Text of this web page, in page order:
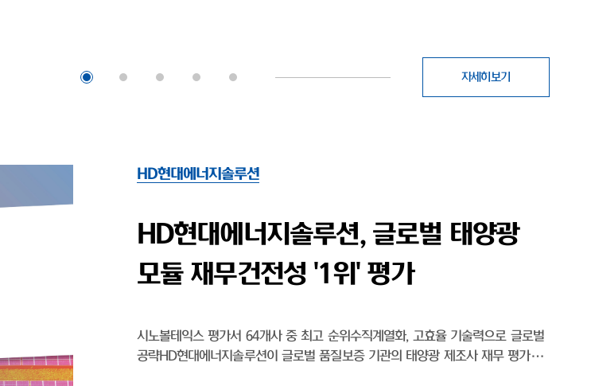
자세히보기
HD현대에너지솔루션
HD현대엔솔, 출범 후 첫 신용등급 'A-
'…태양광 영토 확장 박차
HD현대엔솔, 출범 후 첫 신용등급 'A-'…태양광 영토 확장 박차무차입 경영, 작년
영업익 1077% 상승 미국 OBBBA 수혜·비중국 공급망 강점 태양광 모듈 전문